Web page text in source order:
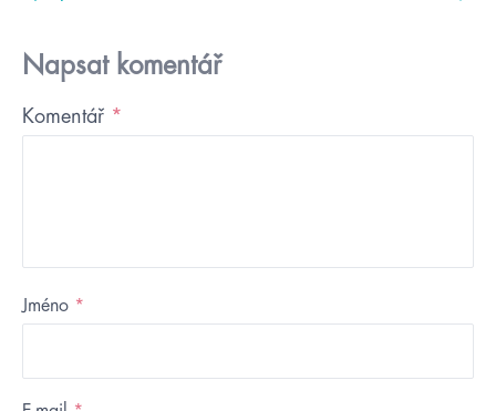
Napsat komentář
Komentář *
Jméno *